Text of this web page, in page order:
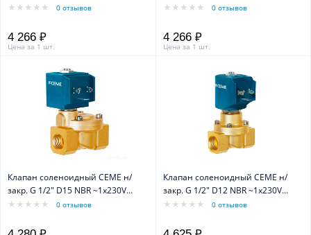
50Hz
0 отзывов
4 266 ₽
Цена за 1 шт.
50Hz
0 отзывов
4 266 ₽
Цена за 1 шт.
Клапан соленоидный CEME н/
закр. G 1/2" D15 NBR ~1x230V
50Hz
0 отзывов
Клапан соленоидный CEME н/
закр. G 1/2" D12 NBR ~1x230V
50Hz
0 отзывов